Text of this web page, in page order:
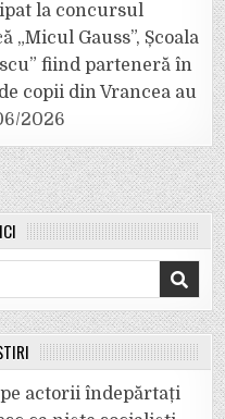
la concursul
Gauss”, Școala
fiind parteneră în
copii din Vrancea au
2026
actorii îndepărtați